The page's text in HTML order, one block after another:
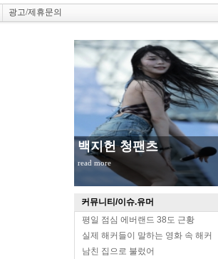
광고/제휴문의
백지헌 청팬츠
read more
커뮤니티/이슈.유머
평일 점심 에버랜드 38도 근황
실제 해커들이 말하는 영화 속 해커
남친 집으로 불렀어